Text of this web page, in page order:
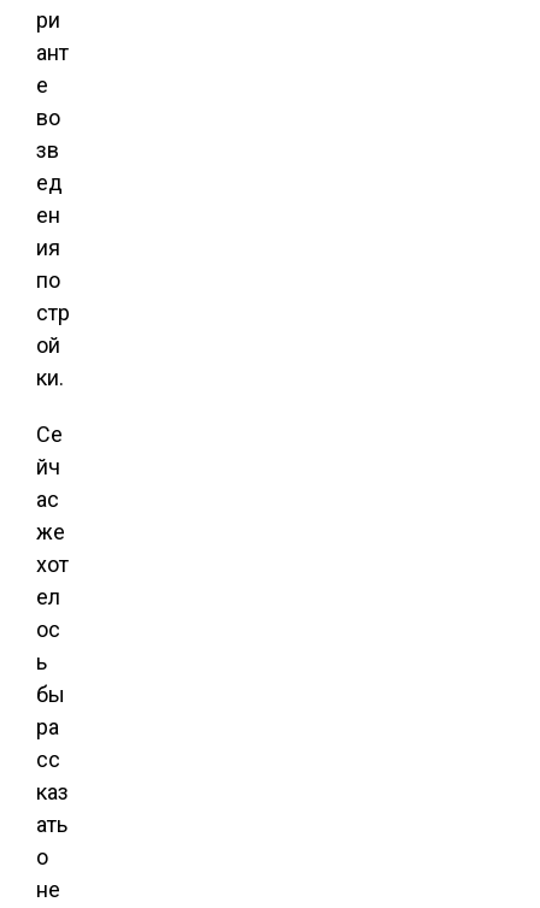
ри
ант
е
во
зв
ед
ен
ия
по
стр
ой
ки.
Се
йч
ас
же
хот
ел
ос
ь
бы
ра
сс
каз
ать
о
не